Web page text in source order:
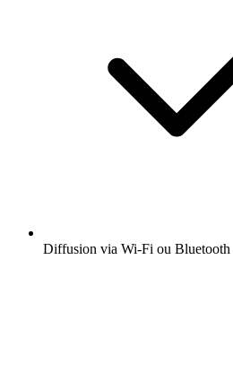
Diffusion via Wi-Fi ou Bluetooth